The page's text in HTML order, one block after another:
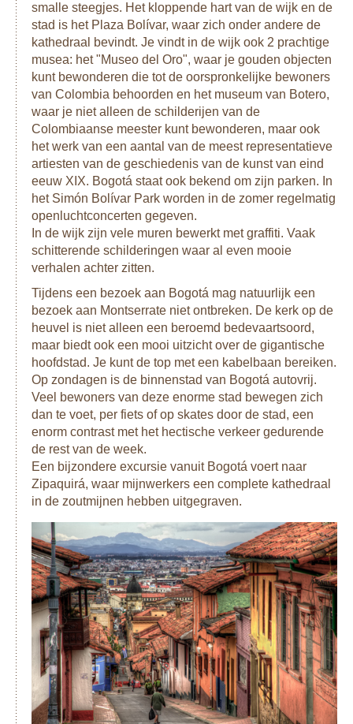
Via de wereldstad Medellín, bekend om zijn Botero beelden,
rijd je door naar het rustige merengebied van Guatapé. Je
kunt hier de monoliet Piedra del Peñol beklimmen. Hierna
rijd je terug naar Meddelín en ga met een binnenlandse
vlucht naar het plaatsje Zipaquirá. Hier vind je een hele
bijzondere zoutkathedraal, in een oude zoutmijn, die
jaarlijks vele bedevaartgangers trekt.
Je rijdt nu weer noordelijker naar het sfeervolle stadje Villa
de Leyva. Hier bevindt zich het grootste plein van Colombia.
Het stadje wordt omgeven door flinke bergen die talloze
mogelijkheden herbergen voor wat actie in de natuur.
Barichara is een sfeervol stadje op de Colombiaanse
bergen en vormt de uitvalsbasis voor alle actiesporten in de
buurt van San Gil. Daarnaast is Barichara ook het startpunt
van de Camino Real, het oude indianen pad naar het dorpje
Guane. Vanuit Barichara en San Gil kun je raften over de
Rio Fonce of Rio Suarez, hiken naar watervallen of
parapenten in de Cañon de Chicamocha.
Als je van Barachira naar Girón reist, rijd je door een kloof
heen en kun je op verschillende plekken van mooie
uitzichten genieten. Een uur ten noorden van San Gil ligt
Panaca. Hier kun je met een kabelbaan afdalen in een kloof
voor een schitterend uitzicht.
Je vliegt weer verder naar het cultureel interessante
Cartagena. Maak hier een tocht door de oude stadsmuren of
geniet van het uitzicht over de kust en over de oude stad. De
vele gezellige pleinen met restaurantjes en winkeltjes
typeren de stad. Je sluit de reis af bij Isla Baru. Hier kun je
heerlijk relaxen!
smalle steegjes. Het kloppende hart van de wijk en de
stad is het Plaza Bolívar, waar zich onder andere de
kathedraal bevindt. Je vindt in de wijk ook 2 prachtige
musea: het "Museo del Oro", waar je gouden objecten
kunt bewonderen die tot de oorspronkelijke bewoners
van Colombia behoorden en het museum van Botero,
waar je niet alleen de schilderijen van de
Colombiaanse meester kunt bewonderen, maar ook
het werk van een aantal van de meest representatieve
artiesten van de geschiedenis van de kunst van eind
eeuw XIX. Bogotá staat ook bekend om zijn parken. In
het Simón Bolívar Park worden in de zomer regelmatig
openluchtconcerten gegeven.
In de wijk zijn vele muren bewerkt met graffiti. Vaak
schitterende schilderingen waar al even mooie
verhalen achter zitten.
Tijdens een bezoek aan Bogotá mag natuurlijk een
bezoek aan Montserrate niet ontbreken. De kerk op de
heuvel is niet alleen een beroemd bedevaartsoord,
maar biedt ook een mooi uitzicht over de gigantische
hoofdstad. Je kunt de top met een kabelbaan bereiken.
Op zondagen is de binnenstad van Bogotá autovrij.
Veel bewoners van deze enorme stad bewegen zich
dan te voet, per fiets of op skates door de stad, een
enorm contrast met het hectische verkeer gedurende
de rest van de week.
Een bijzondere excursie vanuit Bogotá voert naar
Zipaquirá, waar mijnwerkers een complete kathedraal
in de zoutmijnen hebben uitgegraven.